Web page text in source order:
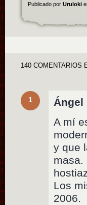
Publicado por Uruloki
140 COMENTARIOS
1 Ángel
A mí
y que
masa.
Los
2006.